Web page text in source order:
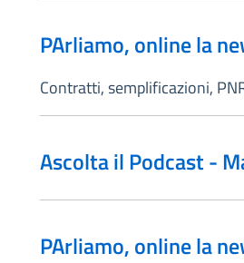
PArliamo, online la
Contratti, semplificazioni,
Ascolta il Podcast -
PArliamo, online la